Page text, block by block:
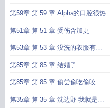
第59章 第 59 章 Alpha的口腔很热
第51章 第 51 章 受伤含加更
第53章 第 53 章 没洗的衣服有吗
宝宝
第85章 第 85 章 结婚了
第85章 第 85 章 偷尝偷吃偷咬
第35章 第 35 章 沈边野 我就是软